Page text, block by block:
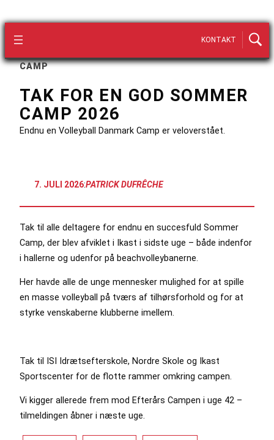
KONTAKT
CAMP
TAK FOR EN GOD SOMMER
CAMP 2026
Endnu en Volleyball Danmark Camp er veloverstået.
7. JULI 2026:PATRICK DUFRÊCHE
Tak til alle deltagere for endnu en succesfuld Sommer
Camp, der blev afviklet i Ikast i sidste uge – både indenfor
i hallerne og udenfor på beachvolleybanerne.
Her havde alle de unge mennesker mulighed for at spille
en masse volleyball på tværs af tilhørsforhold og for at
styrke venskaberne klubberne imellem.
Tak til ISI Idrætsefterskole, Nordre Skole og Ikast
Sportscenter for de flotte rammer omkring campen.
Vi kigger allerede frem mod Efterårs Campen i uge 42 –
tilmeldingen åbner i næste uge.